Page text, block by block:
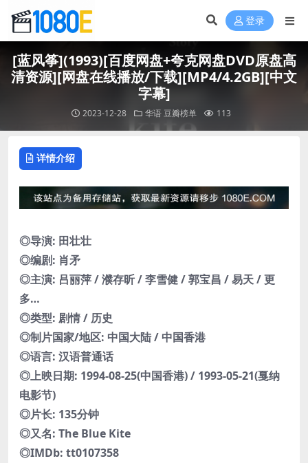
登录
[蓝风筝](1993)[百度网盘+夸克网盘DVD原盘高
清资源][网盘在线播放/下载][MP4/4.2GB][中文
字幕]
2023-12-28 华语豆瓣榜单 113
详情介绍
◎导演: 田壮壮
◎编剧: 肖矛
◎主演: 吕丽萍 / 濮存昕 / 李雪健 / 郭宝昌 / 易天 / 更
多…
◎类型: 剧情 / 历史
◎制片国家/地区: 中国大陆 / 中国香港
◎语言: 汉语普通话
◎上映日期: 1994-08-25(中国香港) / 1993-05-21(戛纳
电影节)
◎片长: 135分钟
◎又名: The Blue Kite
◎IMDb: tt0107358